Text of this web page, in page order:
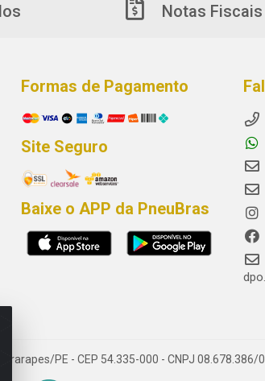
Notas Fiscais
Formas de Pagamento
Site Seguro
Baixe o APP da PneuBras
PE - CEP 54.335-000 - CNPJ